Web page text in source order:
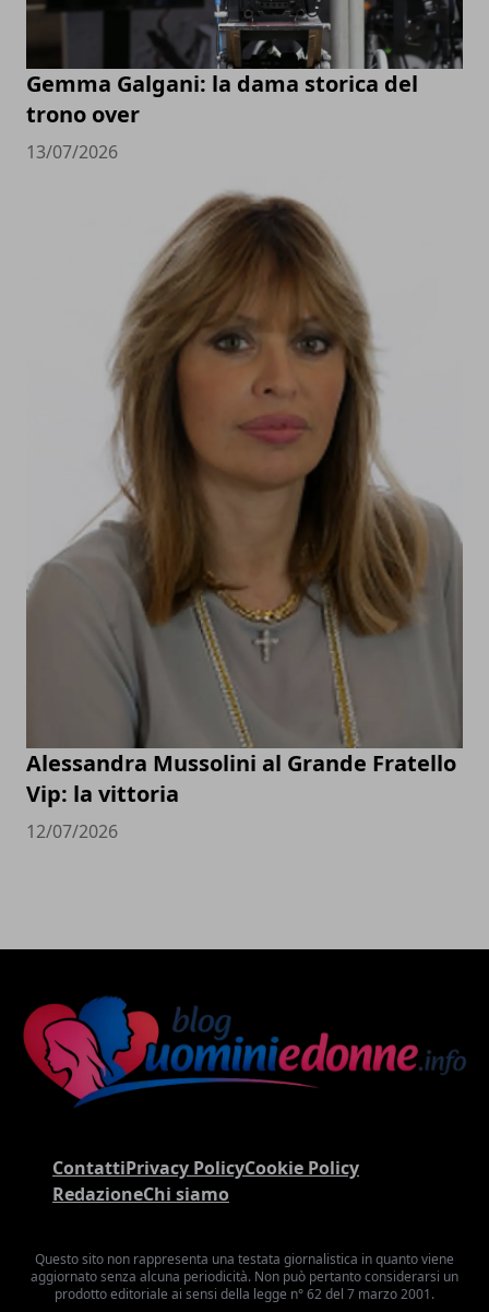
Gemma Galgani: la dama storica del
trono over
13/07/2026
Alessandra Mussolini al Grande Fratello
Vip: la vittoria
12/07/2026
ContattiPrivacy PolicyCookie Policy
RedazioneChi siamo
Questo sito non rappresenta una testata giornalistica in quanto viene
aggiornato senza alcuna periodicità. Non può pertanto considerarsi un
prodotto editoriale ai sensi della legge n° 62 del 7 marzo 2001.